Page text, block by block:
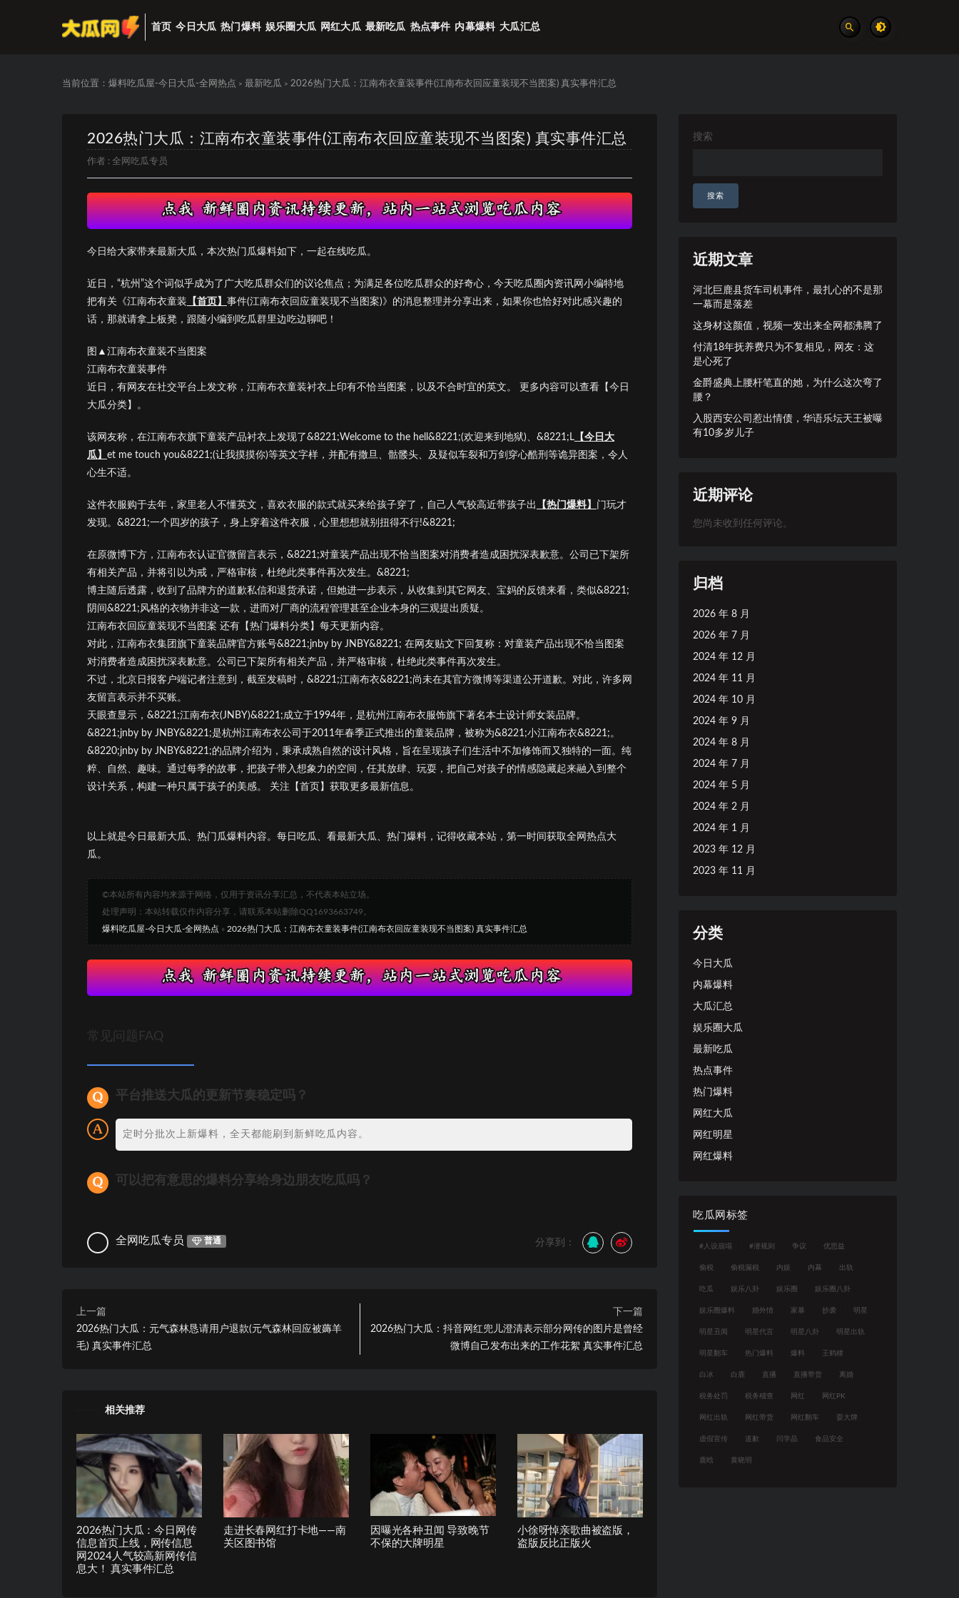
首页 今日大瓜 热门爆料 娱乐圈大瓜 网红大瓜 最新吃瓜 热点事件 内幕爆料 大瓜汇总
当前位置： 爆料吃瓜屋-今日大瓜-全网热点 > 最新吃瓜 > 2026热门大瓜：江南布衣童装事件(江南布衣回应童装现不当图案) 真实事件汇总
2026热门大瓜：江南布衣童装事件(江南布衣回应童装现不当图案) 真实事件汇总
作者 : 全网吃瓜专员
今日给大家带来最新大瓜，本次热门瓜爆料如下，一起在线吃瓜。
近日，“杭州”这个词似乎成为了广大吃瓜群众们的议论焦点；为满足各位吃瓜群众的好奇心，今天吃瓜圈内资讯网小编特地
把有关《江南布衣童装 【首页】 事件(江南布衣回应童装现不当图案)》的消息整理并分享出来，如果你也恰好对此感兴趣的
话，那就请拿上板凳，跟随小编到吃瓜群里边吃边聊吧！
图▲江南布衣童装不当图案
江南布衣童装事件
近日，有网友在社交平台上发文称，江南布衣童装衬衣上印有不恰当图案，以及不合时宜的英文。 更多内容可以查看【今日
大瓜分类】。
该网友称，在江南布衣旗下童装产品衬衣上发现了&8221;Welcome to the hell&8221;(欢迎来到地狱)、&8221;L 【今日大
瓜】 et me touch you&8221;(让我摸摸你)等英文字样，并配有撒旦、骷髅头、及疑似车裂和万剑穿心酷刑等诡异图案，令人
心生不适。
这件衣服购于去年，家里老人不懂英文，喜欢衣服的款式就买来给孩子穿了，自己人气较高近带孩子出 【热门爆料】 门玩才
发现。&8221;一个四岁的孩子，身上穿着这件衣服，心里想想就别扭得不行!&8221;
在原微博下方，江南布衣认证官微留言表示，&8221;对童装产品出现不恰当图案对消费者造成困扰深表歉意。公司已下架所
有相关产品，并将引以为戒，严格审核，杜绝此类事件再次发生。&8221;
博主随后透露，收到了品牌方的道歉私信和退货承诺，但她进一步表示，从收集到其它网友、宝妈的反馈来看，类似&8221;
阴间&8221;风格的衣物并非这一款，进而对厂商的流程管理甚至企业本身的三观提出质疑。
江南布衣回应童装现不当图案 还有【热门爆料分类】每天更新内容。
对此，江南布衣集团旗下童装品牌官方账号&8221;jnby by JNBY&8221; 在网友贴文下回复称：对童装产品出现不恰当图案
对消费者造成困扰深表歉意。公司已下架所有相关产品，并严格审核，杜绝此类事件再次发生。
不过，北京日报客户端记者注意到，截至发稿时，&8221;江南布衣&8221;尚未在其官方微博等渠道公开道歉。对此，许多网
友留言表示并不买账。
天眼查显示，&8221;江南布衣(JNBY)&8221;成立于1994年，是杭州江南布衣服饰旗下著名本土设计师女装品牌。
&8221;jnby by JNBY&8221;是杭州江南布衣公司于2011年春季正式推出的童装品牌，被称为&8221;小江南布衣&8221;。
&8220;jnby by JNBY&8221;的品牌介绍为，秉承成熟自然的设计风格，旨在呈现孩子们生活中不加修饰而又独特的一面。纯
粹、自然、趣味。通过每季的故事，把孩子带入想象力的空间，任其放肆、玩耍，把自己对孩子的情感隐藏起来融入到整个
设计关系，构建一种只属于孩子的美感。 关注【首页】获取更多最新信息。
以上就是今日最新大瓜、热门瓜爆料内容。每日吃瓜、看最新大瓜、热门爆料，记得收藏本站，第一时间获取全网热点大
瓜。
©本站所有内容均来源于网络，仅用于资讯分享汇总，不代表本站立场。
处理声明：本站转载仅作内容分享，请联系本站删除QQ1693663749。
爆料吃瓜屋-今日大瓜-全网热点 » 2026热门大瓜：江南布衣童装事件(江南布衣回应童装现不当图案) 真实事件汇总
常见问题FAQ
平台推送大瓜的更新节奏稳定吗？
定时分批次上新爆料，全天都能刷到新鲜吃瓜内容。
可以把有意思的爆料分享给身边朋友吃瓜吗？
全网吃瓜专员 普通 分享到：
上一篇
2026热门大瓜：元气森林恳请用户退款(元气森林回应被薅羊
毛) 真实事件汇总
下一篇
2026热门大瓜：抖音网红兜儿澄清表示部分网传的图片是曾经
微博自己发布出来的工作花絮 真实事件汇总
相关推荐
2026热门大瓜：今日网传
信息首页上线，网传信息
网2024人气较高新网传信
息大！ 真实事件汇总
走进长春网红打卡地——南
关区图书馆
因曝光各种丑闻 导致晚节
不保的大牌明星
小徐呀悼亲歌曲被盗版，
盗版反比正版火
搜索
搜索
近期文章
河北巨鹿县货车司机事件，最扎心的不是那
一幕而是落差
这身材这颜值，视频一发出来全网都沸腾了
付清18年抚养费只为不复相见，网友：这
是心死了
金爵盛典上腰杆笔直的她，为什么这次弯了
腰？
入股西安公司惹出情债，华语乐坛天王被曝
有10多岁儿子
近期评论
您尚未收到任何评论。
归档
2026 年 8 月
2026 年 7 月
2024 年 12 月
2024 年 11 月
2024 年 10 月
2024 年 9 月
2024 年 8 月
2024 年 7 月
2024 年 5 月
2024 年 2 月
2024 年 1 月
2023 年 12 月
2023 年 11 月
分类
今日大瓜
内幕爆料
大瓜汇总
娱乐圈大瓜
最新吃瓜
热点事件
热门爆料
网红大瓜
网红明星
网红爆料
吃瓜网标签
#人设崩塌 #潜规则 争议 优思益
偷税 偷税漏税 内娱 内幕 出轨
吃瓜 娱乐八卦 娱乐圈 娱乐圈八卦
娱乐圈爆料 婚外情 家暴 抄袭 明星
明星丑闻 明星代言 明星八卦 明星出轨
明星翻车 热门爆料 爆料 王鹤棣
白冰 白鹿 直播 直播带货 离婚
税务处罚 税务稽查 网红 网红PK
网红出轨 网红带货 网红翻车 耍大牌
虚假宣传 道歉 闫学晶 食品安全
鹿晗 黄晓明